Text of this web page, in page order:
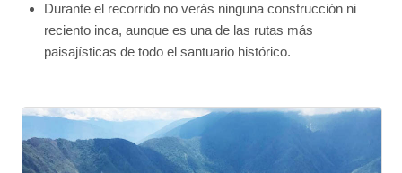
Durante el recorrido no verás ninguna construcción ni
reciento inca, aunque es una de las rutas más
paisajísticas de todo el santuario histórico.